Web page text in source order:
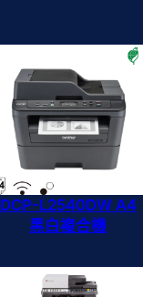
DCP-L2540DW A4
黑白複合機